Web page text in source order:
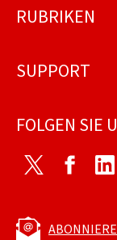
Footer
RUBRIKEN
SUPPORT
FOLGEN SIE
Twitter